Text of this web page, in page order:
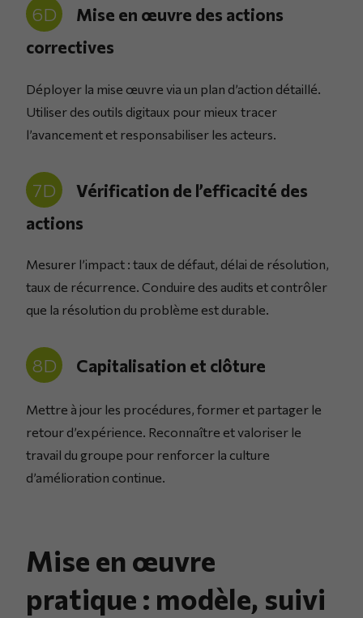
6D
Mise en œuvre des actions
correctives
Déployer la mise œuvre via un plan d’action détaillé.
Utiliser des outils digitaux pour mieux tracer
l’avancement et responsabiliser les acteurs.
7D
Vérification de l’efficacité des
actions
Mesurer l’impact : taux de défaut, délai de résolution,
taux de récurrence. Conduire des audits et contrôler
que la résolution du problème est durable.
8D Capitalisation et clôture
Mettre à jour les procédures, former et partager le
retour d’expérience. Reconnaître et valoriser le
travail du groupe pour renforcer la culture
d’amélioration continue.
Mise en œuvre
pratique : modèle, suivi